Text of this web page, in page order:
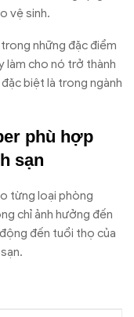
vệ sinh.
những đặc điểm
làm cho nó trở thành
biệt là trong ngành
phù hợp
sạn
từng loại phòng
chỉ ảnh hưởng đến
đến tuổi thọ của